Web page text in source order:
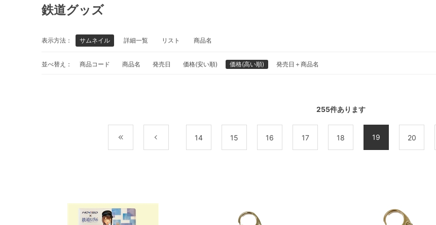
鉄道グッズ
表示方法： サムネイル 詳細一覧 リスト 商品名
並べ替え： 商品コード 商品名 発売日 価格(安い順) 価格(高い順) 発売日＋商品名
255件あります
14 15 16 17 18 19 20